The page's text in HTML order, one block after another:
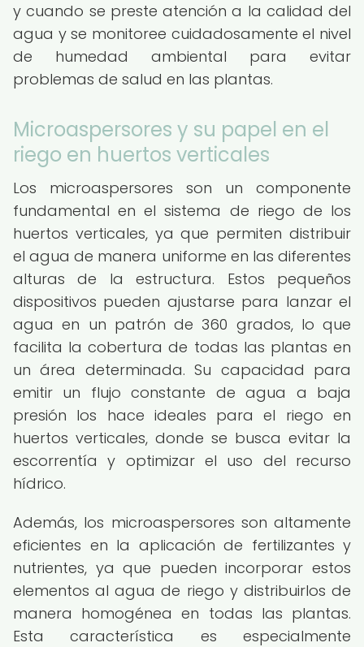
y cuando se preste atención a la calidad del
agua y se monitoree cuidadosamente el nivel
de humedad ambiental para evitar
problemas de salud en las plantas.
Microaspersores y su papel en el
riego en huertos verticales
Los microaspersores son un componente
fundamental en el sistema de riego de los
huertos verticales, ya que permiten distribuir
el agua de manera uniforme en las diferentes
alturas de la estructura. Estos pequeños
dispositivos pueden ajustarse para lanzar el
agua en un patrón de 360 grados, lo que
facilita la cobertura de todas las plantas en
un área determinada. Su capacidad para
emitir un flujo constante de agua a baja
presión los hace ideales para el riego en
huertos verticales, donde se busca evitar la
escorrentía y optimizar el uso del recurso
hídrico.
Además, los microaspersores son altamente
eficientes en la aplicación de fertilizantes y
nutrientes, ya que pueden incorporar estos
elementos al agua de riego y distribuirlos de
manera homogénea en todas las plantas.
Esta característica es especialmente